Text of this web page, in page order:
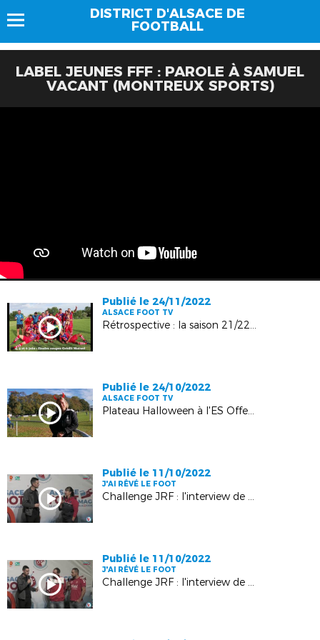
DISTRICT D'ALSACE DE
FOOTBALL
LABEL JEUNES FFF : PAROLE À SAMUEL
VACANT (MONTREUX SPORTS)
Publié le 24/11/2022
ALSACE FOOT TV
Rétrospective : la saison 21/22 en images !
Publié le 24/10/2022
ALSACE FOOT TV
Plateau Halloween à l'ES Offendorf : les images !
Publié le 11/10/2022
J'AI RÊVÉ LE FOOT
Challenge JRF : l'interview de Delhia Lageard !
Publié le 11/10/2022
J'AI RÊVÉ LE FOOT
Challenge JRF : l'interview de Fabien Colotte & Jérémie Duc !